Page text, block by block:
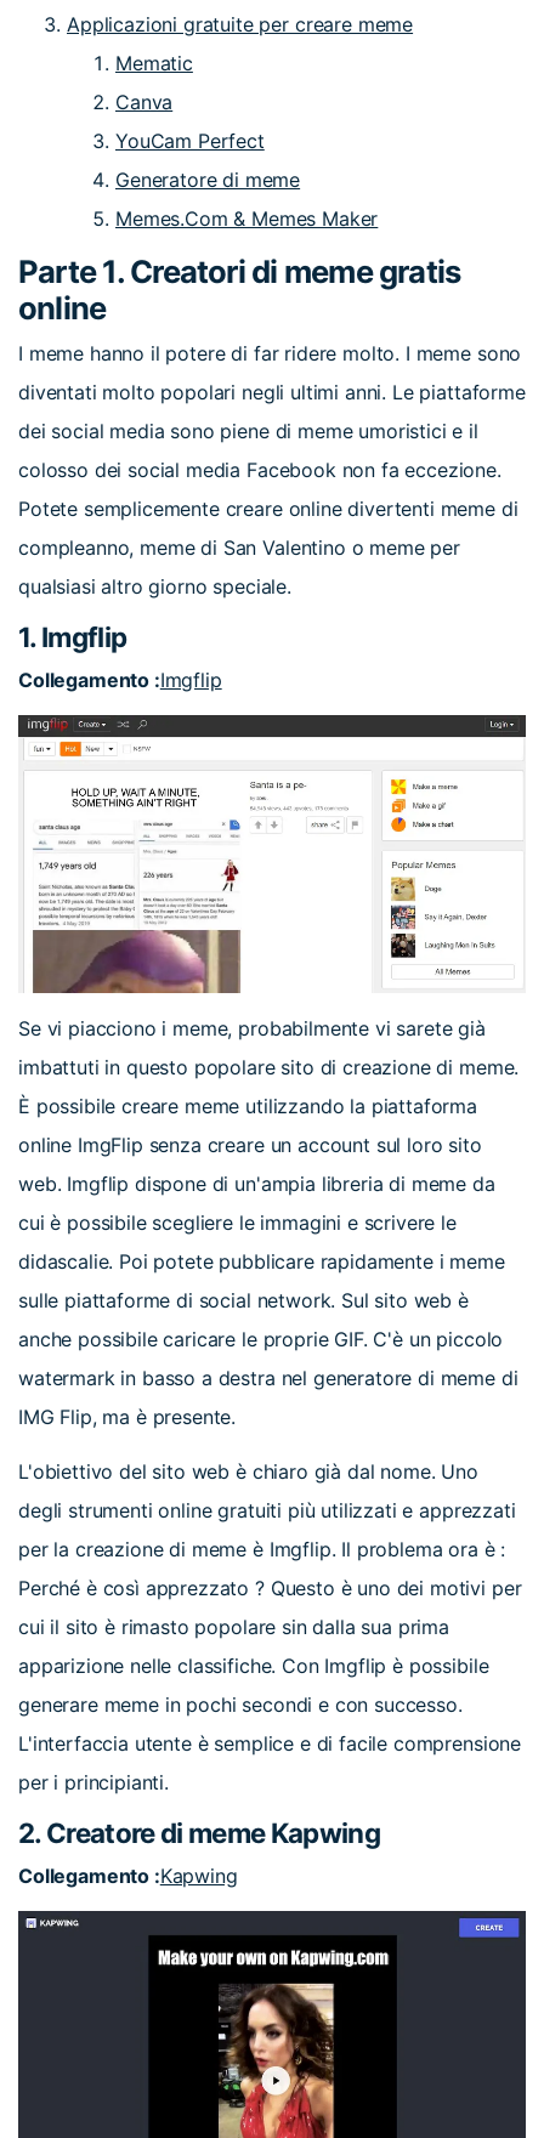
Applicazioni gratuite per creare meme
Mematic
Canva
YouCam Perfect
Generatore di meme
Memes.Com & Memes Maker
Parte 1. Creatori di meme gratis
online
I meme hanno il potere di far ridere molto. I meme sono
diventati molto popolari negli ultimi anni. Le piattaforme
dei social media sono piene di meme umoristici e il
colosso dei social media Facebook non fa eccezione.
Potete semplicemente creare online divertenti meme di
compleanno, meme di San Valentino o meme per
qualsiasi altro giorno speciale.
1. Imgflip
Collegamento :Imgflip
Se vi piacciono i meme, probabilmente vi sarete già
imbattuti in questo popolare sito di creazione di meme.
È possibile creare meme utilizzando la piattaforma
online ImgFlip senza creare un account sul loro sito
web. Imgflip dispone di un'ampia libreria di meme da
cui è possibile scegliere le immagini e scrivere le
didascalie. Poi potete pubblicare rapidamente i meme
sulle piattaforme di social network. Sul sito web è
anche possibile caricare le proprie GIF. C'è un piccolo
watermark in basso a destra nel generatore di meme di
IMG Flip, ma è presente.
L'obiettivo del sito web è chiaro già dal nome. Uno
degli strumenti online gratuiti più utilizzati e apprezzati
per la creazione di meme è Imgflip. Il problema ora è :
Perché è così apprezzato ? Questo è uno dei motivi per
cui il sito è rimasto popolare sin dalla sua prima
apparizione nelle classifiche. Con Imgflip è possibile
generare meme in pochi secondi e con successo.
L'interfaccia utente è semplice e di facile comprensione
per i principianti.
2. Creatore di meme Kapwing
Collegamento :Kapwing